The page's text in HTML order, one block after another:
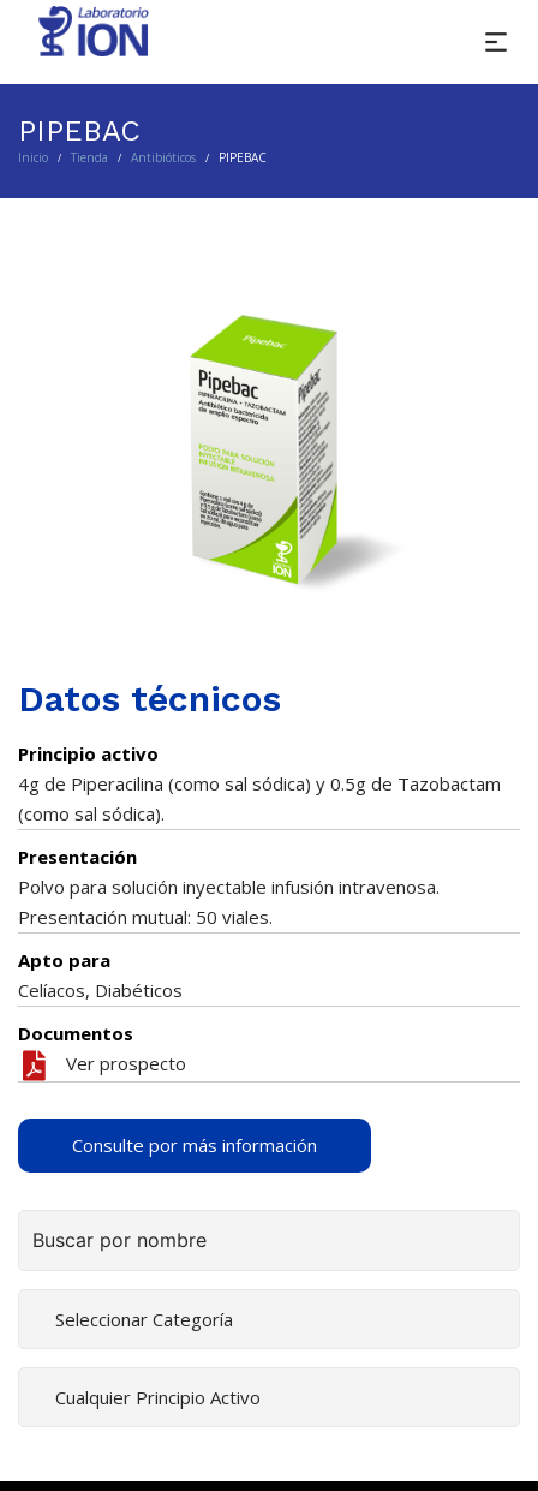
PIPEBAC
Inicio / Tienda / Antibióticos / PIPEBAC
Datos técnicos
Principio activo
4g de Piperacilina (como sal sódica) y 0.5g de Tazobactam
(como sal sódica).
Presentación
Polvo para solución inyectable infusión intravenosa.
Presentación mutual: 50 viales.
Apto para
Celíacos, Diabéticos
Documentos
Ver prospecto
Consulte por más información